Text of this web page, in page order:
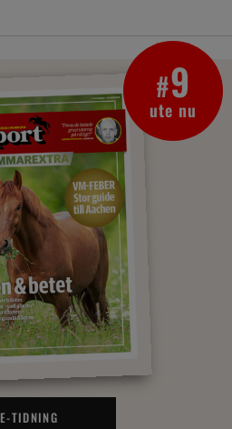
#9
ute nu
E-TIDNING